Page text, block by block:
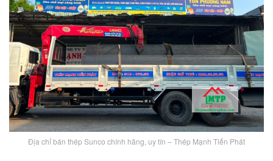
Địa chỉ bán thép Sunco chính hãng, uy tín – Thép Mạnh Tiến Phát